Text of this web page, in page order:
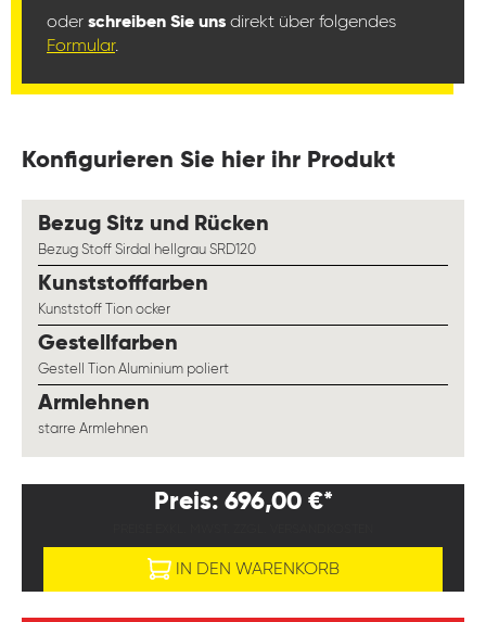
oder schreiben Sie uns direkt über folgendes
Formular.
Konfigurieren Sie hier ihr Produkt
Bezug Sitz und Rücken
Bezug Stoff Sirdal hellgrau SRD120
Kunststofffarben
Kunststoff Tion ocker
Gestellfarben
Gestell Tion Aluminium poliert
Armlehnen
starre Armlehnen
Preis: 696,00 €*
IN DEN WARENKORB